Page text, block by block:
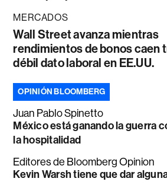
MERCADOS
Wall Street avanza mientras
rendimientos de bonos caen
débil dato laboral en EE.UU.
OPINIÓN BLOOMBERG
Juan Pablo Spinetto
México está ganando la guerra
la hospitalidad
Editores de Bloomberg Opinion
Kevin Warsh tiene que dar